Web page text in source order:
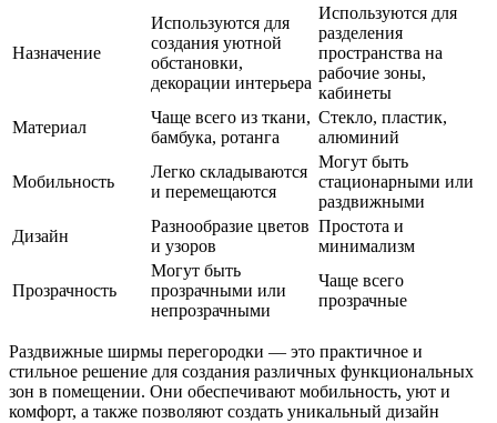
Назначение
Используются для
создания уютной
обстановки,
декорации интерьера
Используются для
разделения
пространства на
рабочие зоны,
кабинеты
Материал
Чаще всего из ткани,
бамбука, ротанга
Стекло, пластик,
алюминий
Мобильность
Легко складываются
и перемещаются
Могут быть
стационарными или
раздвижными
Дизайн
Разнообразие цветов
и узоров
Простота и
минимализм
Прозрачность
Могут быть
прозрачными или
непрозрачными
Чаще всего
прозрачные
Раздвижные ширмы перегородки — это практичное и
стильное решение для создания различных функциональных
зон в помещении. Они обеспечивают мобильность, уют и
комфорт, а также позволяют создать уникальный дизайн